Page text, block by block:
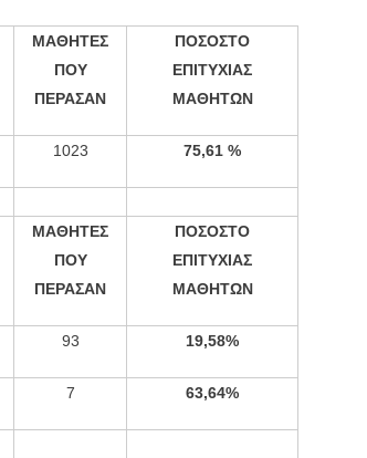
ΜΑΘΗΤΕΣ
ΠΟΥ
ΠΕΡΑΣΑΝ
ΠΟΣΟΣΤΟ
ΕΠΙΤΥΧΙΑΣ
ΜΑΘΗΤΩΝ
1023 75,61 %
ΜΑΘΗΤΕΣ
ΠΟΥ
ΠΕΡΑΣΑΝ
ΠΟΣΟΣΤΟ
ΕΠΙΤΥΧΙΑΣ
ΜΑΘΗΤΩΝ
93 19,58%
7 63,64%